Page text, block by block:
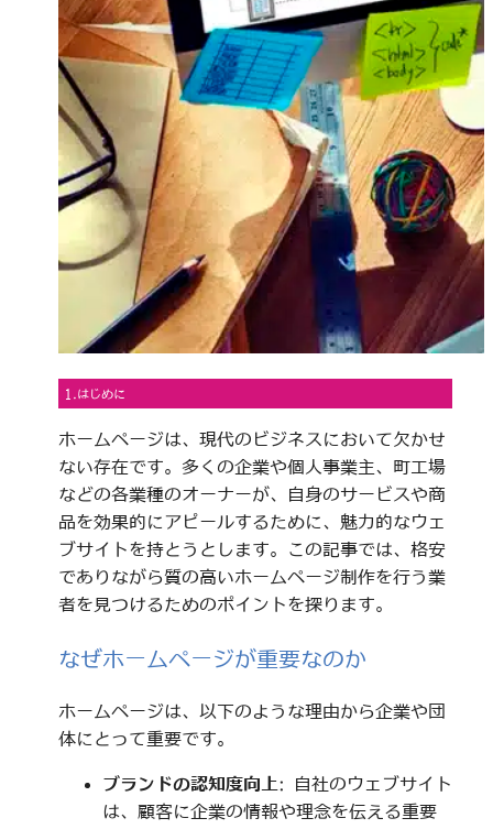
1.はじめに
ホームページは、現代のビジネスにおいて欠かせ
ない存在です。多くの企業や個人事業主、町工場
などの各業種のオーナーが、自身のサービスや商
品を効果的にアピールするために、魅力的なウェ
ブサイトを持とうとします。この記事では、格安
でありながら質の高いホームページ制作を行う業
者を見つけるためのポイントを探ります。
なぜホームページが重要なのか
ホームページは、以下のような理由から企業や団
体にとって重要です。
ブランドの認知度向上: 自社のウェブサイト
は、顧客に企業の情報や理念を伝える重要